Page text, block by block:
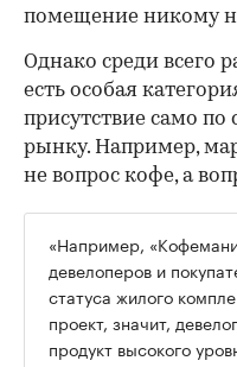
помещение никому
Однако среди всего
есть особая
присутствие само по
рынку. Например,
не вопрос кофе, а
«Например,
девелоперов и
статуса жилого
проект, значит,
продукт высокого